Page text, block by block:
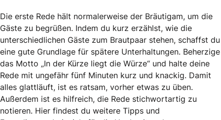
Die erste Rede hält normalerweise der Bräutigam, um die
Gäste zu begrüßen. Indem du kurz erzählst, wie die
unterschiedlichen Gäste zum Brautpaar stehen, schaffst du
eine gute Grundlage für spätere Unterhaltungen. Beherzige
das Motto „In der Kürze liegt die Würze“ und halte deine
Rede mit ungefähr fünf Minuten kurz und knackig. Damit
alles glattläuft, ist es ratsam, vorher etwas zu üben.
Außerdem ist es hilfreich, die Rede stichwortartig zu
notieren. Hier findest du weitere Tipps und